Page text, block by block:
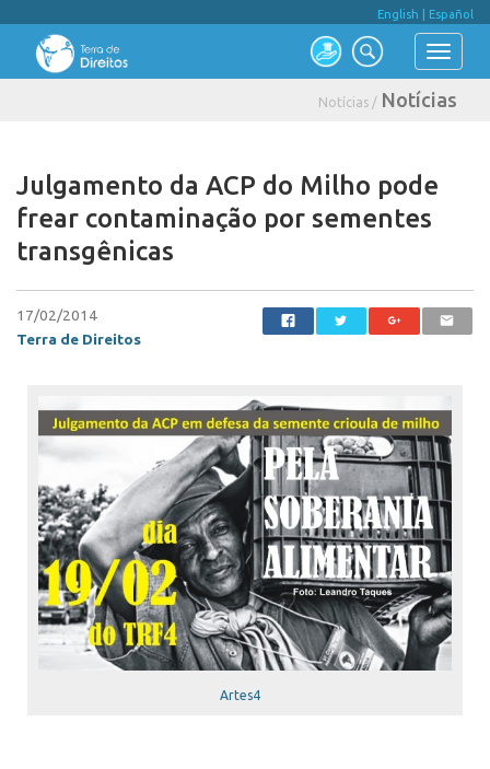
English Español
Notícias / Notícias
Julgamento da ACP do Milho pode
frear contaminação por sementes
transgênicas
17/02/2014
Terra de Direitos
Artes4